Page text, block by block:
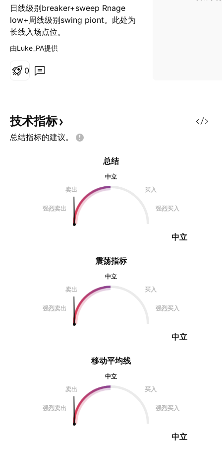
日线级别breaker+sweep Rnage
low+周线级别swing piont。此处为
长线入场点位。
由Luke_PA提供
0
技术指标
总结指标的建议。
震荡指标
中立
卖出
买入
强烈卖出 强烈买入
中立
总结
中立
卖出
买入
强烈卖出 强烈买入
中立
移动平均线
中立
卖出
买入
强烈卖出 强烈买入
中立